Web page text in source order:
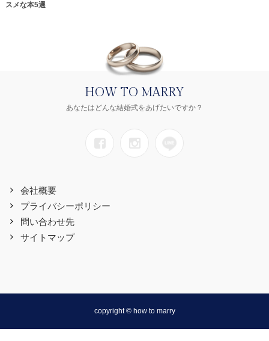
スメな本5選
HOW TO MARRY
あなたはどんな結婚式をあげたいですか？
会社概要
プライバシーポリシー
問い合わせ先
サイトマップ
copyright © how to marry